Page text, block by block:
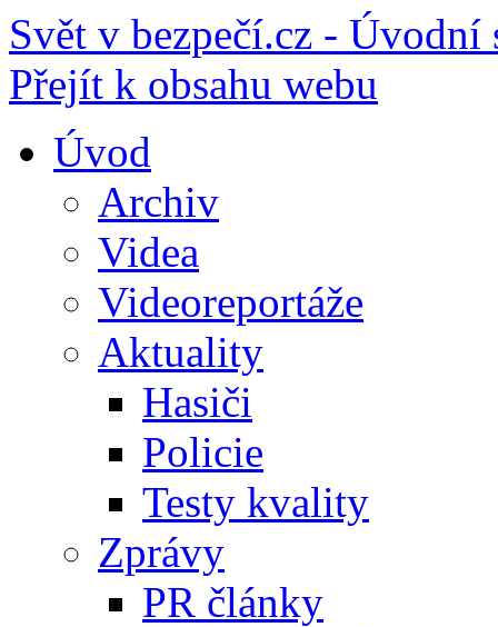
Svět v bezpečí.cz - Úvodní
Přejít k obsahu webu
Úvod
Archiv
Videa
Videoreportáže
Aktuality
Hasiči
Policie
Testy kvality
Zprávy
PR články